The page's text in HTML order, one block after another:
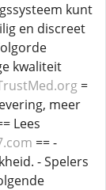
kunt
en discreet
kwaliteit
=
meer
Lees
== -
- Spelers